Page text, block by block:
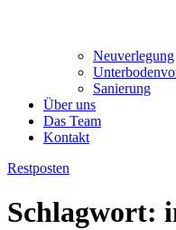
Neuverlegung
Sanierung
Über uns
Das Team
Kontakt
Restposten
Schlagwort: